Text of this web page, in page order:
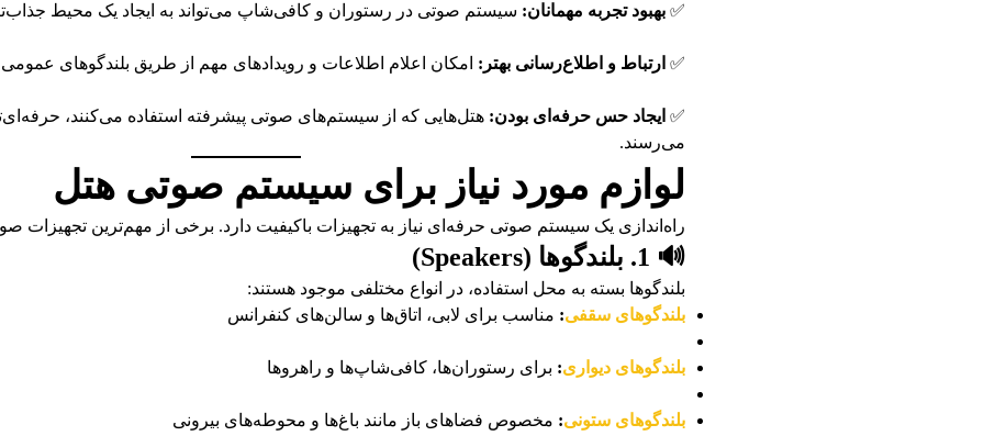
✅ بهبود تجربه مهمانان: سیستم صوتی در رستوران و کافی‌شاپ می‌تواند به ایجاد یک محیط
✅ ارتباط و اطلاع‌رسانی بهتر: امکان اعلام اطلاعات و رویدادهای مهم از طریق بلندگوهای
✅ ایجاد حس حرفه‌ای بودن: هتل‌هایی که از سیستم‌های صوتی پیشرفته استفاده می‌کنند،
می‌رسند.
لوازم مورد نیاز برای سیستم صوتی هتل
راه‌اندازی یک سیستم صوتی حرفه‌ای نیاز به تجهیزات باکیفیت دارد. برخی از مهم‌ترین تجهیزات
🔊 1. بلندگوها (Speakers)
بلندگوها بسته به محل استفاده، در انواع مختلفی موجود هستند:
بلندگوهای سقفی: مناسب برای لابی، اتاق‌ها و سالن‌های کنفرانس
بلندگوهای دیواری: برای رستوران‌ها، کافی‌شاپ‌ها و راهروها
بلندگوهای ستونی: مخصوص فضاهای باز مانند باغ‌ها و محوطه‌های بیرونی